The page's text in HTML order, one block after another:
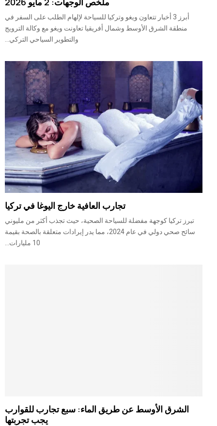
أبرز 3 أخبار تتعاون ويغو وتركيا للسياحة لإلهام الطلب على السفر في
منطقة الشرق الأوسط وشمال أفريقيا تعاونت ويغو مع وكالة الترويج
والتطوير السياحي التركي...
تجارب العافية خارج اليوغا في تركيا
تبرز تركيا كوجهة مفضلة للسياحة الصحية، حيث تجذب أكثر من مليوني
سائح صحي دولي في عام 2024، مما يدر إيرادات متعلقة بالصحة بقيمة
10 مليارات...
الشرق الأوسط عن طريق الماء: سبع تجارب للقوارب
يجب تجربتها